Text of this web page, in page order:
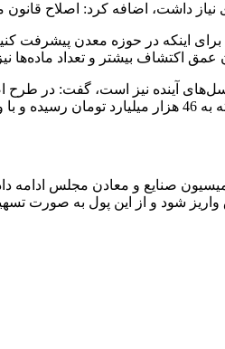
نیاز داشت، اضافه کرد:
برای اینکه در حوزه معدن پیشرفت
نسل‌های آینده نیز است، گفت: در
صنایع و معادن مجلس ادامه